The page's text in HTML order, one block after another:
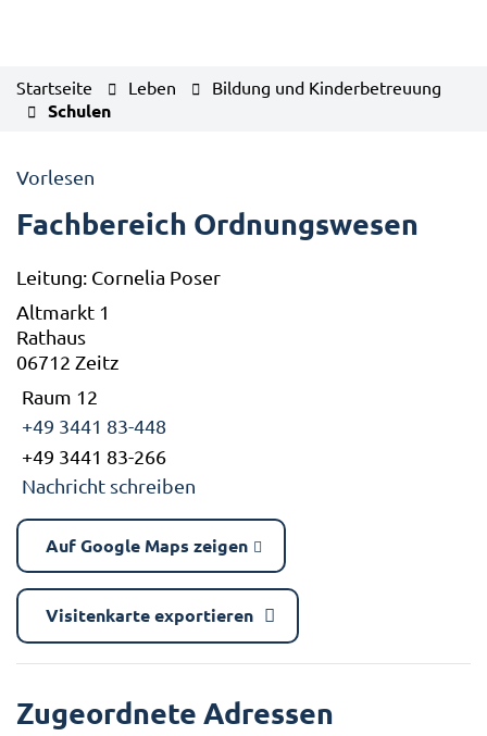
Startseite Leben Bildung und Kinderbetreuung
Schulen
Vorlesen
Fachbereich Ordnungswesen
Leitung: Cornelia Poser
Altmarkt 1
Rathaus
06712 Zeitz
Raum 12
+49 3441 83-448
+49 3441 83-266
Nachricht schreiben
Auf Google Maps zeigen
Visitenkarte exportieren
Zugeordnete Adressen